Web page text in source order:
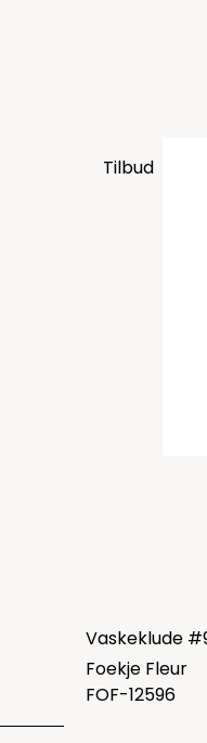
Tilbud
Vaskeklude
Foekje Fleur
FOF-12596